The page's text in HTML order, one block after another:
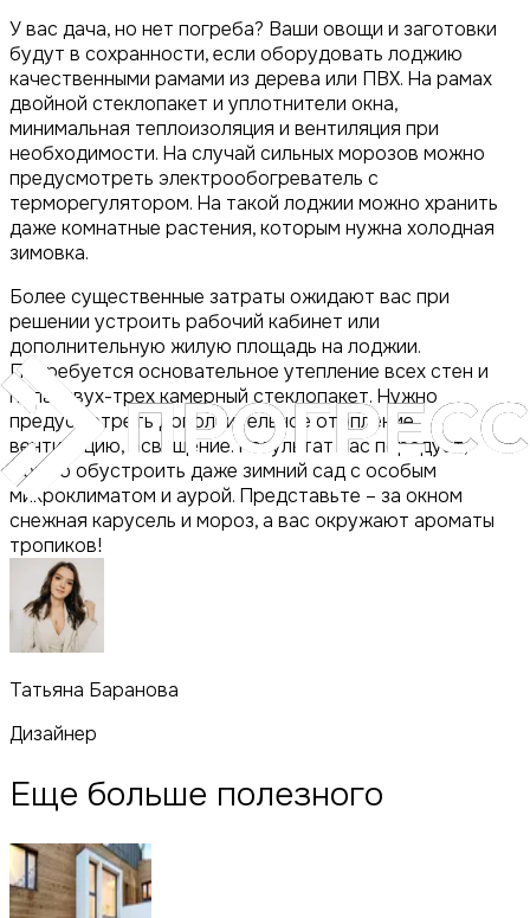
У вас дача, но нет погреба? Ваши овощи и заготовки
будут в сохранности, если оборудовать лоджию
качественными рамами из дерева или ПВХ. На рамах
двойной стеклопакет и уплотнители окна,
минимальная теплоизоляция и вентиляция при
необходимости. На случай сильных морозов можно
предусмотреть электрообогреватель с
терморегулятором. На такой лоджии можно хранить
даже комнатные растения, которым нужна холодная
зимовка.
Более существенные затраты ожидают вас при
решении устроить рабочий кабинет или
дополнительную жилую площадь на лоджии.
Потребуется основательное утепление всех стен и
пола, двух-трех камерный стеклопакет. Нужно
предусмотреть дополнительное отопление,
вентиляцию, освещение. Результат вас порадует,
можно обустроить даже зимний сад с особым
микроклиматом и аурой. Представьте – за окном
снежная карусель и мороз, а вас окружают ароматы
тропиков!
Татьяна Баранова
Дизайнер
Еще больше полезного